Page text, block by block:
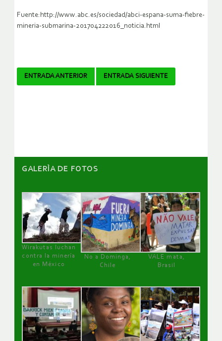
Fuente:http://www.abc.es/sociedad/abci-espana-suma-fiebre-
mineria-submarina-201704222016_noticia.html
Navegador
ENTRADA ANTERIOR ENTRADA SIGUIENTE
GALERÌA DE FOTOS
Wirakutas luchan
contra la minería
en México
No a Dominga,
Chile
VALE mata,
Brasil